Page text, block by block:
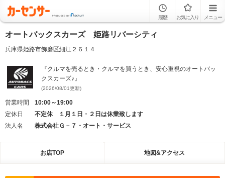
履歴 お気に入り メニュー
オートバックスカーズ 姫路リバーシティ
兵庫県姫路市飾磨区細江２６１４
『クルマを売るとき・クルマを買うとき、安心重視のオートバッ
クスカーズ♪』
(2026/08/01更新)
営業時間
10:00～19:00
定休日
不定休 １月１日・２日は休業致します
法人名
株式会社Ｇ－７・オート・サービス
お店TOP 地図&アクセス